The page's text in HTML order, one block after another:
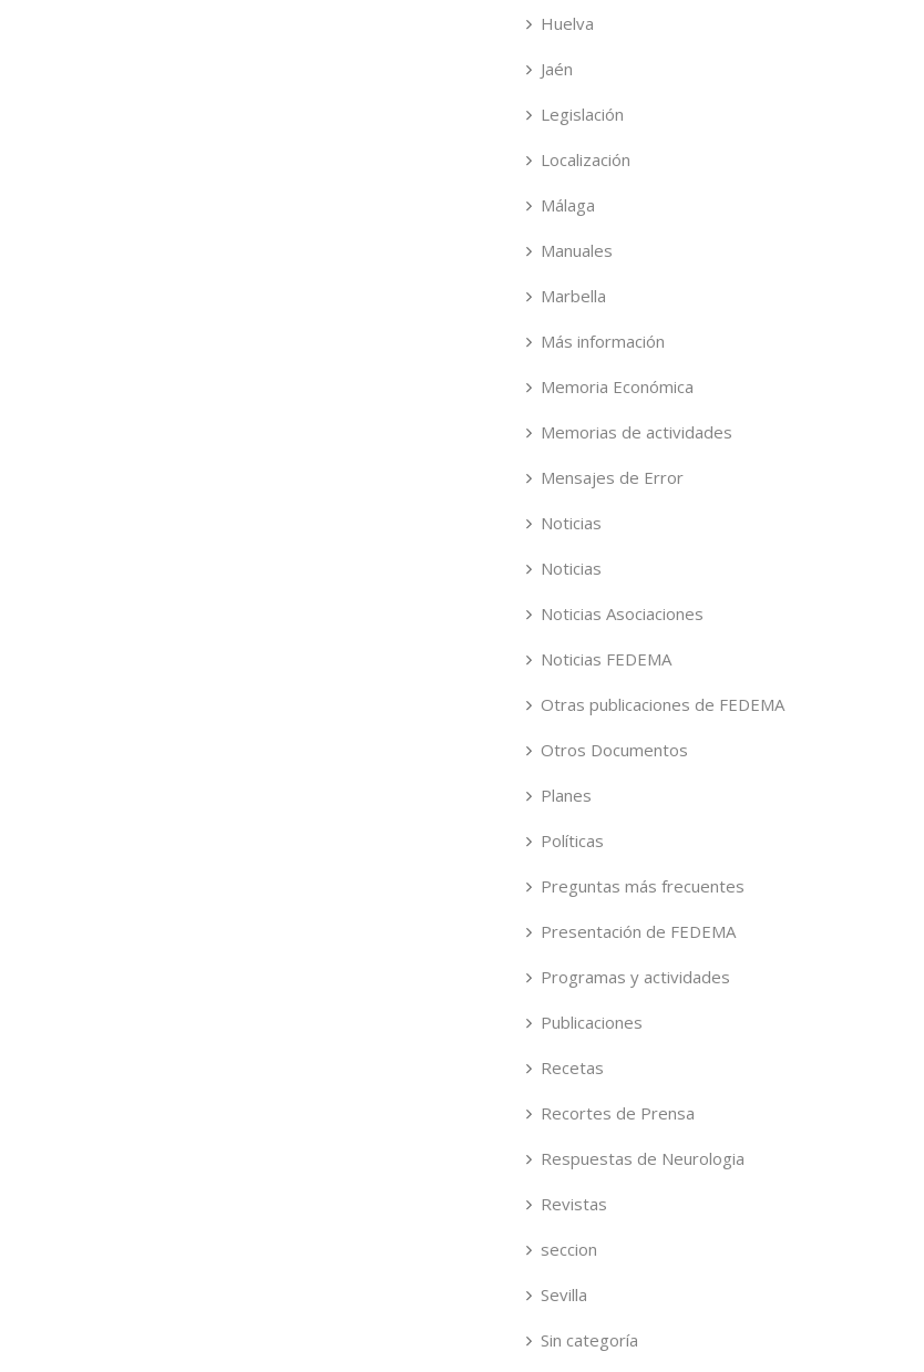
Huelva
Jaén
Legislación
Localización
Málaga
Manuales
Marbella
Más información
Memoria Económica
Memorias de actividades
Mensajes de Error
Noticias
Noticias
Noticias Asociaciones
Noticias FEDEMA
Otras publicaciones de FEDEMA
Otros Documentos
Planes
Políticas
Preguntas más frecuentes
Presentación de FEDEMA
Programas y actividades
Publicaciones
Recetas
Recortes de Prensa
Respuestas de Neurologia
Revistas
seccion
Sevilla
Sin categoría